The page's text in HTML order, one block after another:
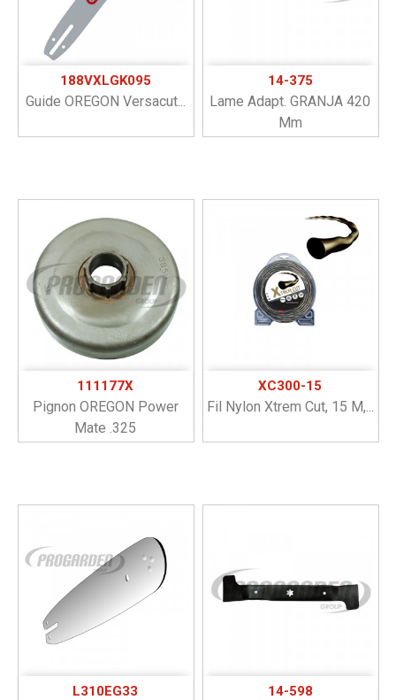
188VXLGK095
Guide OREGON Versacut...
14-375
Lame Adapt. GRANJA 420
Mm
111177X
Pignon OREGON Power
Mate .325
XC300-15
Fil Nylon Xtrem Cut, 15 M,...
L310EG33 14-598